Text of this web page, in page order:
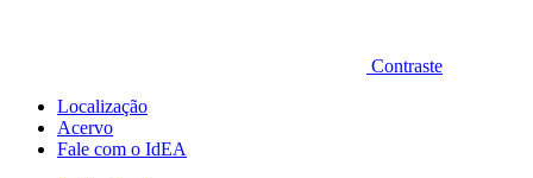
Contraste
Localização
Acervo
Fale com o IdEA